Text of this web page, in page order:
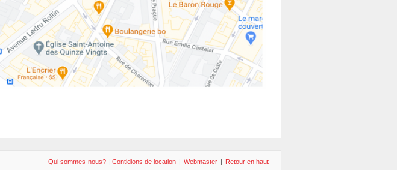
Qui sommes-nous? | Contidions de location | Webmaster | Retour en haut